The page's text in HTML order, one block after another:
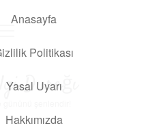
Anasayfa
Politikası
Yasal Uyarı
Hakkımızda
Durağı